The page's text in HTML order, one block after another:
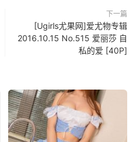
下一篇
[Ugirls尤果网]爱尤物专辑
2016.10.15 No.515 爱丽莎 自
私的爱 [40P]